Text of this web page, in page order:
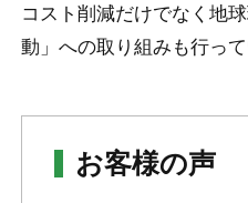
コスト削減だけでなく地
動」への取り組みも行っ
お客様の声